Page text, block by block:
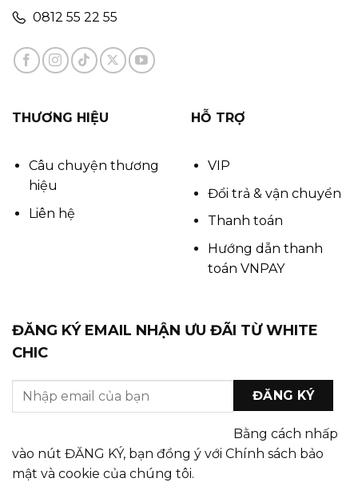
0812 55 22 55
THƯƠNG HIỆU
Câu chuyện thương
hiệu
Liên hệ
HỖ TRỢ
VIP
Đổi trả & vận chuyển
Thanh toán
Hướng dẫn thanh
toán VNPAY
ĐĂNG KÝ EMAIL NHẬN ƯU ĐÃI TỪ WHITE
CHIC
Bằng cách nhấp
vào nút ĐĂNG KÝ, bạn đồng ý với Chính sách bảo
mật và cookie của chúng tôi.